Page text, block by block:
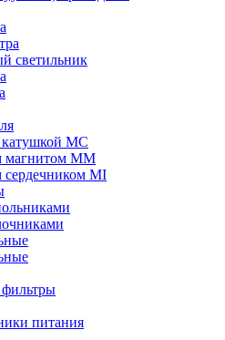
светильник
MC
магнитом ММ
MI
питания